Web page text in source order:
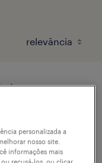
go
personalizada a
nosso site.
informações mais